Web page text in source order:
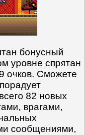
бонусный
уровне спрятан
очков. Сможете
82 новых
врагами,
сообщениями,